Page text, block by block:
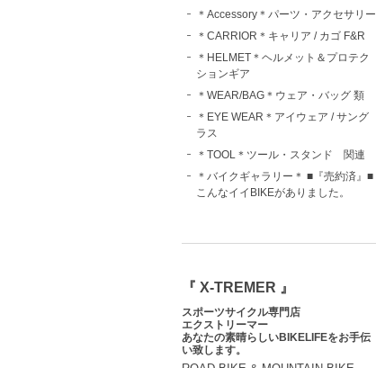
＊Accessory＊パーツ・アクセサリー
＊CARRIOR＊キャリア / カゴ F&R
＊HELMET＊ヘルメット＆プロテク
ションギア
＊WEAR/BAG＊ウェア・バッグ 類
＊EYE WEAR＊アイウェア / サング
ラス
＊TOOL＊ツール・スタンド 関連
＊バイクギャラリー＊ ■『売約済』■
こんなイイBIKEがありました。
『 X-TREMER 』
スポーツサイクル専門店
エクストリーマー
あなたの素晴らしいBIKELIFEをお手伝
い致します。